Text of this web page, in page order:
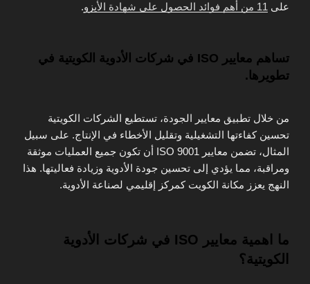
على 11 من أهم فوائد الحصول على شهادة الأيزو .
تساهم معايير ISO في شركات الأدوية الكويتية في
تطويرها.
من خلال تطبيق معايير الجودة، تستطيع الشركات الكويتية
تحسين كفاءتها التشغيلية وتقليل الأخطاء في الإنتاج. على سبيل
المثال، تضمن معايير ISO 9001 أن تكون جميع العمليات موثقة
ومراقبة، مما يؤدي إلى تحسين جودة الأدوية وزيادة فعاليتها. هذا
النهج يعزز مكانة الكويت كمركز إقليمي لصناعة الأدوية.
ما اهمية معايير ISO في شركات الأدوية
الكويتية؟